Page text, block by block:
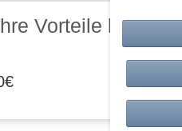
Vorteile bei
Über